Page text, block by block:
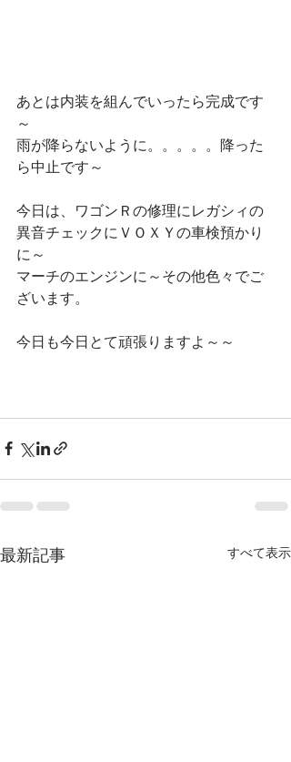
あとは内装を組んでいったら完成です
～
雨が降らないように。。。。。降った
ら中止です～
今日は、ワゴンＲの修理にレガシィの
異音チェックにＶＯＸＹの車検預かり
に～
マーチのエンジンに～その他色々でご
ざいます。
今日も今日とて頑張りますよ～～
最新記事 すべて表示